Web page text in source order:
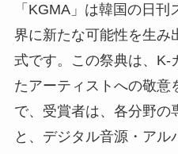
「KGMA」は韓国の日
界に新たな可能性を生み
式です。この祭典は、K-
たアーティストへの敬意
で、受賞者は、各分野の
と、デジタル音源・アル